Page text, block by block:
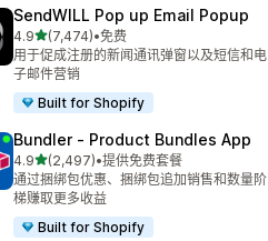
SendWILL Pop up Email Popup
4.9星（满分 5 星）
(7,474)
总共 7474 条评论
•免费
用于促成注册的新闻通讯弹窗以及短信和电
子邮件营销
Built for Shopify
Bundler ‑ Product Bundles App
4.9星（满分 5 星）
(2,497)
总共 2497 条评论
•提供免费套餐
通过捆绑包优惠、捆绑包追加销售和数量阶
梯赚取更多收益
Built for Shopify